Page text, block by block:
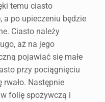
temu ciasto
a po upieczeniu będzie
Ciasto należy
aż na jego
pojawiać się małe
przy pociągnięciu
rwało. Następnie
folię spożywczą i